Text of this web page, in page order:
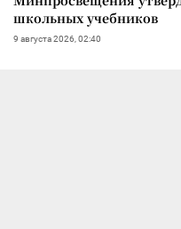
школьных учебников
9 августа 2026, 02:40